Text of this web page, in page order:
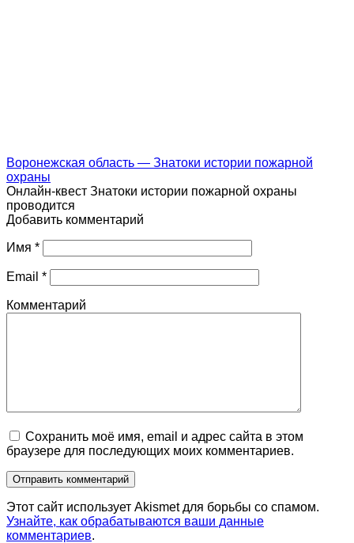
Воронежская область — Знатоки истории пожарной
охраны
Онлайн-квест Знатоки истории пожарной охраны
проводится
Добавить комментарий
Имя *
Email *
Комментарий
Сохранить моё имя, email и адрес сайта в этом
браузере для последующих моих комментариев.
Этот сайт использует Akismet для борьбы со спамом.
Узнайте, как обрабатываются ваши данные
комментариев.